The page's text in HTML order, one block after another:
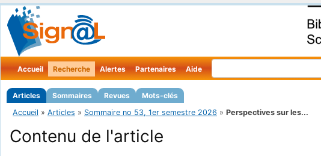
Accueil Recherche
Articles Sommaires Revues Mots-clés
Alertes Partenaires Aide
Accueil » Articles » Sommaire no 53, 1er semestre 2026 » Perspectives sur les...
Contenu de l'article